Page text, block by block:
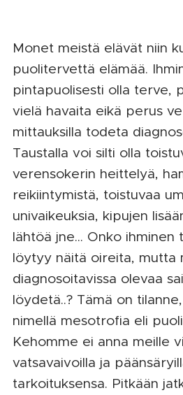
Monet meistä elävät niin
puolitervettä elämää.
pintapuolisesti olla terve,
vielä havaita eikä perus
mittauksilla todeta
Taustalla voi silti olla
verensokerin heittelyä,
reikiintymistä, toistuvaa
univaikeuksia, kipujen
lähtöä jne... Onko ihminen
löytyy näitä oireita, mutta
diagnosoitavissa olevaa
löydetä..? Tämä on
nimellä mesotrofia eli
Kehomme ei anna meille
vatsavaivoilla ja
tarkoituksensa. Pitkään